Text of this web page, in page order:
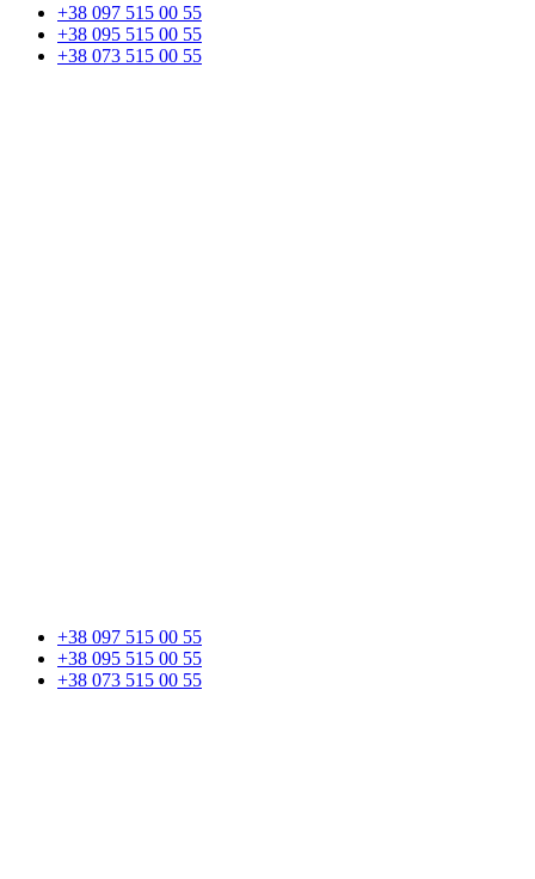
+38 097 515 00 55
+38 095 515 00 55
+38 073 515 00 55
+38 097 515 00 55
+38 095 515 00 55
+38 073 515 00 55